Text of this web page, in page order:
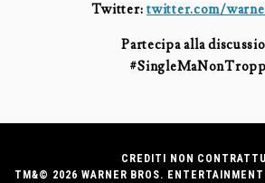
Twitter:twitter.com/
Partecipa alla
CREDITI NON
TM&© 2026 WARNER BROS.